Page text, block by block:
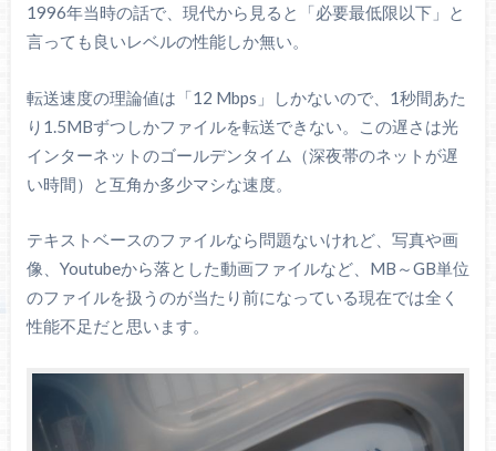
1996年当時の話で、現代から見ると「必要最低限以下」と
言っても良いレベルの性能しか無い。
転送速度の理論値は「12 Mbps」しかないので、1秒間あた
り1.5MBずつしかファイルを転送できない。この遅さは光
インターネットのゴールデンタイム（深夜帯のネットが遅
い時間）と互角か多少マシな速度。
テキストベースのファイルなら問題ないけれど、写真や画
像、Youtubeから落とした動画ファイルなど、MB～GB単位
のファイルを扱うのが当たり前になっている現在では全く
性能不足だと思います。